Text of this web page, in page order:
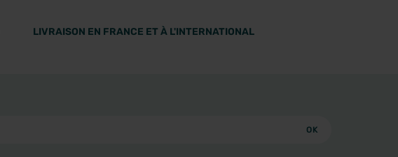
LIVRAISON EN FRANCE ET À L'INTERNATIONAL